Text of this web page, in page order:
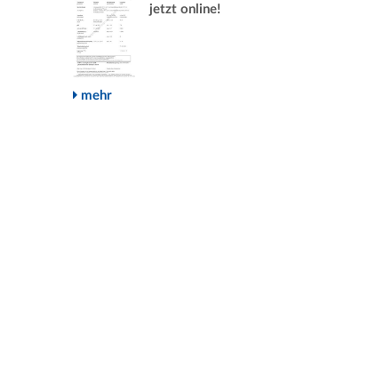
jetzt online!
mehr